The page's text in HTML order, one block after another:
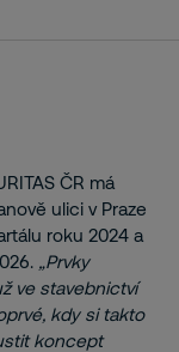
ČR má
ulici v Praze
roku 2024 a
„Prvky
ve stavebnictví
kdy si takto
koncept